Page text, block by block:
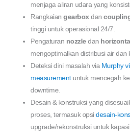
menjaga aliran udara yang
Rangkaiangearbox dan
tinggi untuk operasional 24/7.
Pengaturan nozzledan
mengoptimalkan distribusi air dan
Deteksi dini masalah via Murphy
measurementuntuk mencegah
downtime.
Desain & konstruksi yang
proses, termasuk opsidesain-
upgrade/rekonstruksi untuk